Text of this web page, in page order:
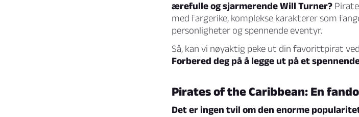
ærefulle og sjarmerende Will Turner?
med fargerike, komplekse karakterer som
personligheter og spennende eventyr.
Så, kan vi nøyaktig peke ut din favorittpirat
Forbered deg på å legge ut på et
Pirates of the Caribbean: En
Det er ingen tvil om den enorme